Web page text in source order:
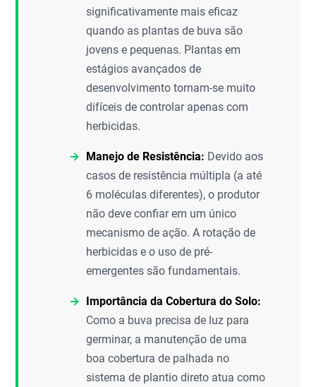
significativamente mais eficaz
quando as plantas de buva são
jovens e pequenas. Plantas em
estágios avançados de
desenvolvimento tornam-se muito
difíceis de controlar apenas com
herbicidas.
Manejo de Resistência: Devido aos
casos de resistência múltipla (a até
6 moléculas diferentes), o produtor
não deve confiar em um único
mecanismo de ação. A rotação de
herbicidas e o uso de pré-
emergentes são fundamentais.
Importância da Cobertura do Solo:
Como a buva precisa de luz para
germinar, a manutenção de uma
boa cobertura de palhada no
sistema de plantio direto atua como